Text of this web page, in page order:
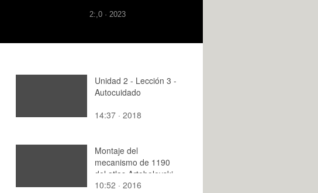
2:,0 · 2023
Unidad 2 - Lección 3 -
Autocuidado
14:37 · 2018
Montaje del
mecanismo de 1190
del atlas Artobolevski
con Solidworks y
10:52 · 2016